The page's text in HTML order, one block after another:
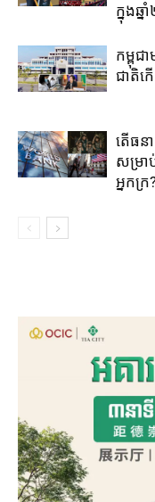
ក្នុងឆ្
កម្ពុជ
ជាតិ
តើធន
សម្រា
អ្នកក្រ